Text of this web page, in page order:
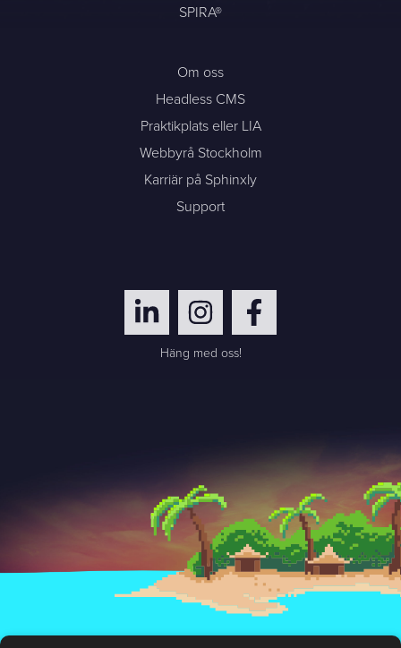
Befintlig kund? Support
Om oss / Kontaktpersoner
Karriär på Sphinxly
SPIRA®
Om oss
Headless CMS
Praktikplats eller LIA
Webbyrå Stockholm
Karriär på Sphinxly
Support
Häng med oss!